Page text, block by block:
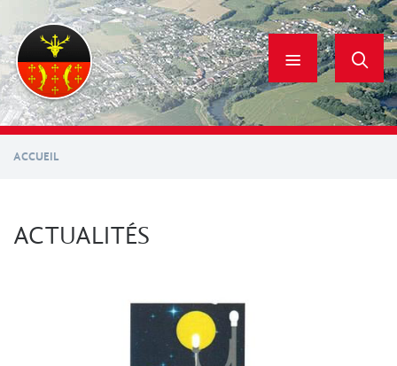
contenu
principal
ACCUEIL
ACTUALITÉS